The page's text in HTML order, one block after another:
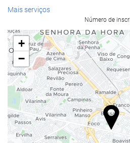
Serviços de receção
Depósito de bagagens
Alimentação e bebidas
Restaurante à la carte
Bar
Estacionamento
Mais serviços
Número de
+
−